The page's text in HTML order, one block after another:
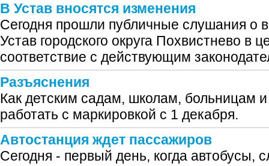
В Устав вносятся изменения
Сегодня прошли публичные слушания о
Устав городского округа Похвистнево в
соответствие с действующим
Разъяснения
Как детским садам, школам, больницам
работать с маркировкой с 1 декабря.
Автостанция ждет пассажиров
Сегодня - первый день, когда автобусы,